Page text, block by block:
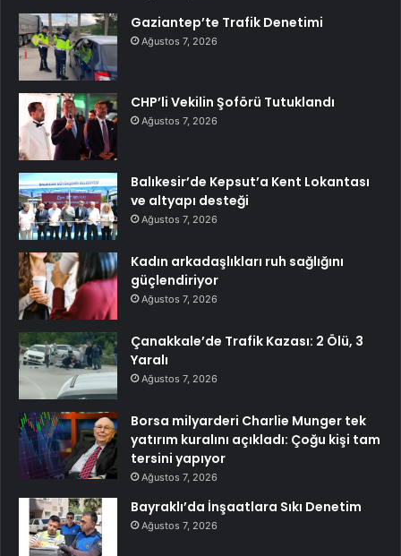
Gaziantep’te Trafik Denetimi
Ağustos 7, 2026
CHP’li Vekilin Şoförü Tutuklandı
Ağustos 7, 2026
Balıkesir’de Kepsut’a Kent Lokantası
ve altyapı desteği
Ağustos 7, 2026
Kadın arkadaşlıkları ruh sağlığını
güçlendiriyor
Ağustos 7, 2026
Çanakkale’de Trafik Kazası: 2 Ölü, 3
Yaralı
Ağustos 7, 2026
Borsa milyarderi Charlie Munger tek
yatırım kuralını açıkladı: Çoğu kişi tam
tersini yapıyor
Ağustos 7, 2026
Bayraklı’da İnşaatlara Sıkı Denetim
Ağustos 7, 2026